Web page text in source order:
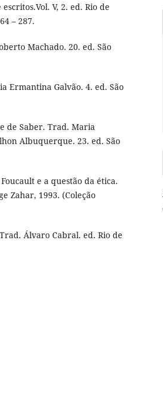
escritos.Vol. V, 2. ed. Rio de
– 287.
Machado. 20. ed. São
Ermantina Galvão. 4. ed. São
de Saber. Trad. Maria
Albuquerque. 23. ed. São
e a questão da ética.
Zahar, 1993. (Coleção
Trad. Álvaro Cabral. ed. Rio de